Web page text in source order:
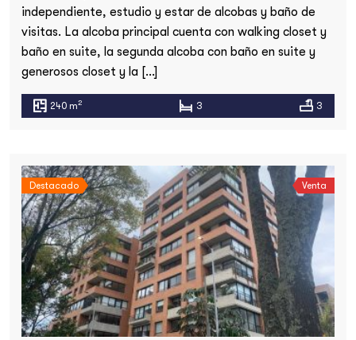
independiente, estudio y estar de alcobas y baño de
visitas. La alcoba principal cuenta con walking closet y
baño en suite, la segunda alcoba con baño en suite y
generosos closet y la […]
240 m2 3 3
Destacado Venta